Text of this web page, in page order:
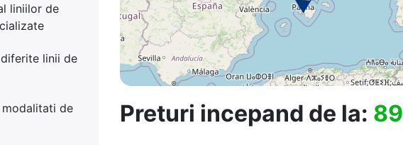
liniilor de
linii de
modalitati de
Preturi incepand de la: